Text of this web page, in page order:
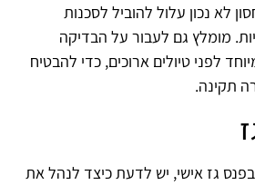
לא נכון עלול להוביל לסכנות
מומלץ גם לעבור על הבדיקה
לפני טיולים ארוכים, כדי להבטיח
תקינה.
גז אישי, יש לדעת כיצד לנהל את